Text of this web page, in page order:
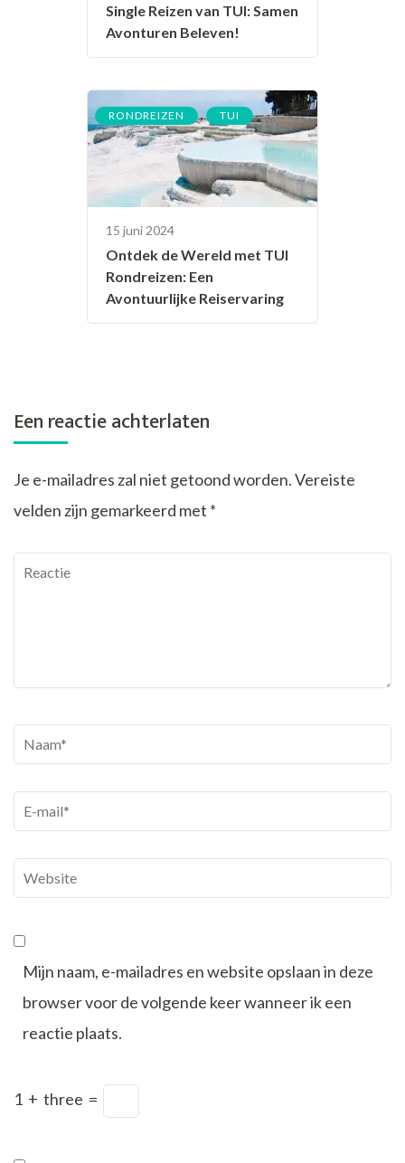
Single Reizen van TUI: Samen
Avonturen Beleven!
RONDREIZEN , TUI
15 juni 2024
Ontdek de Wereld met TUI
Rondreizen: Een
Avontuurlijke Reiservaring
Een reactie achterlaten
Je e-mailadres zal niet getoond worden.Vereiste
velden zijn gemarkeerd met *
Reactie
Naam*
E-
mail*
Website
Mijn naam, e-mailadres en website opslaan in deze
browser voor de volgende keer wanneer ik een
reactie plaats.
1 + three =